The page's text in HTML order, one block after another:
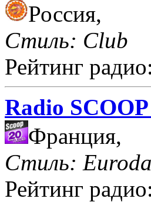
Россия,
Стиль: Club
Рейтинг
Radio
Франция,
Стиль:
Рейтинг